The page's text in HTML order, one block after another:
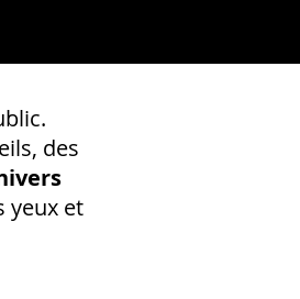
des
yeux et